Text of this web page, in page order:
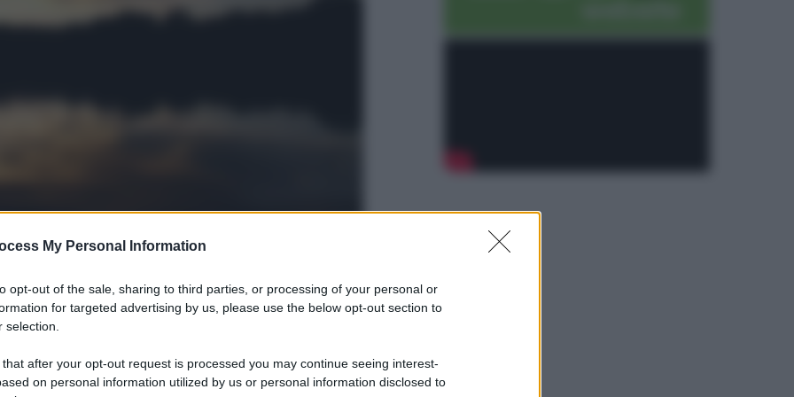
My Personal Information
opt-out of the sale, sharing to third parties, or processing of your personal or
for targeted advertising by us, please use the below opt-out section to
selection.
that after your opt-out request is processed you may continue seeing interest-
on personal information utilized by us or personal information disclosed to
in qualche angolo sperduto del pianeta.
ce le siamo andate tutte a cercare!
Google per un paio di minuti e troverete un